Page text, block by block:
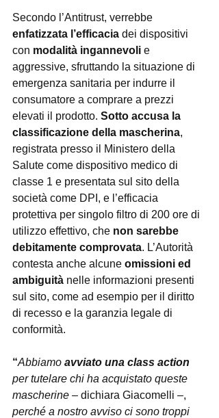
Secondo l’Antitrust, verrebbe
enfatizzata l’efficacia dei dispositivi
con modalità ingannevoli e
aggressive, sfruttando la situazione di
emergenza sanitaria per indurre il
consumatore a comprare a prezzi
elevati il prodotto. Sotto accusa la
classificazione della mascherina,
registrata presso il Ministero della
Salute come dispositivo medico di
classe 1 e presentata sul sito della
società come DPI, e l’efficacia
protettiva per singolo filtro di 200 ore di
utilizzo effettivo, che non sarebbe
debitamente comprovata. L’Autorità
contesta anche alcune omissioni ed
ambiguità nelle informazioni presenti
sul sito, come ad esempio per il diritto
di recesso e la garanzia legale di
conformità.
“Abbiamo avviato una class action
per tutelare chi ha acquistato queste
mascherine – dichiara Giacomelli –,
perché a nostro avviso ci sono troppi